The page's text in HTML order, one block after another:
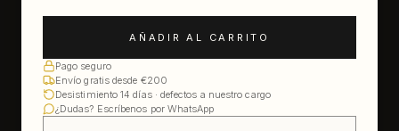
AÑADIR AL CARRITO
Pago seguro
Envío gratis desde €200
Desistimiento 14 días · defectos a nuestro cargo
¿Dudas? Escríbenos por WhatsApp